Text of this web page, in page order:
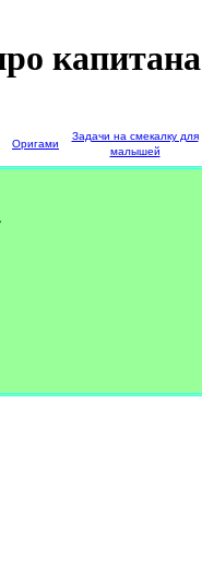
капитана
Оригами
Задачи на смекалку для
малышей